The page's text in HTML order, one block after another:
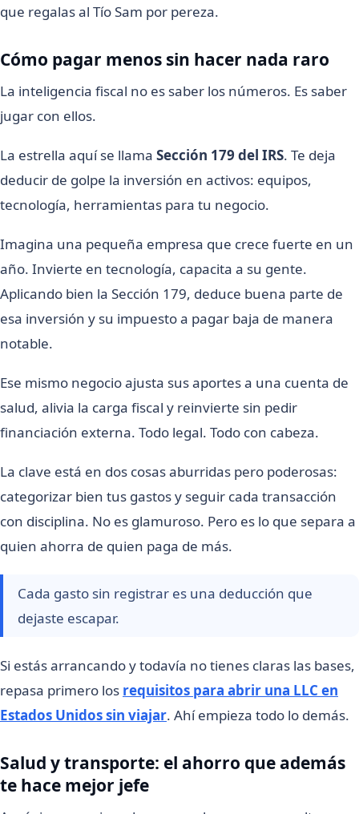
que regalas al Tío Sam por pereza.
Cómo pagar menos sin hacer nada raro
La inteligencia fiscal no es saber los números. Es saber
jugar con ellos.
La estrella aquí se llama Sección 179 del IRS. Te deja
deducir de golpe la inversión en activos: equipos,
tecnología, herramientas para tu negocio.
Imagina una pequeña empresa que crece fuerte en un
año. Invierte en tecnología, capacita a su gente.
Aplicando bien la Sección 179, deduce buena parte de
esa inversión y su impuesto a pagar baja de manera
notable.
Ese mismo negocio ajusta sus aportes a una cuenta de
salud, alivia la carga fiscal y reinvierte sin pedir
financiación externa. Todo legal. Todo con cabeza.
La clave está en dos cosas aburridas pero poderosas:
categorizar bien tus gastos y seguir cada transacción
con disciplina. No es glamuroso. Pero es lo que separa a
quien ahorra de quien paga de más.
Cada gasto sin registrar es una deducción que
dejaste escapar.
Si estás arrancando y todavía no tienes claras las bases,
repasa primero los requisitos para abrir una LLC en
Estados Unidos sin viajar. Ahí empieza todo lo demás.
Salud y transporte: el ahorro que además
te hace mejor jefe